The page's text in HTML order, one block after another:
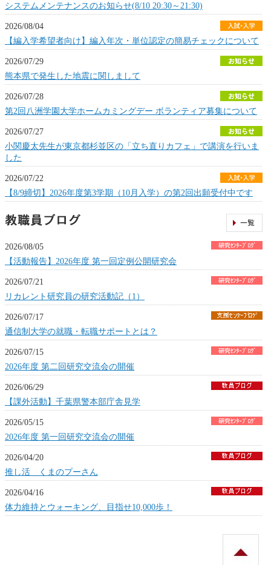
システムメンテナンスのお知らせ(8/10 20:30～21:30)
2026/08/04
【編入学希望者向け】編入年次・単位認定の簡易チェックについて
2026/07/29
熊本県で発生した地震に関しまして
2026/07/28
第2回八洲学園大学ホームカミングデー ボランティア募集について
2026/07/27
小関慶太先生が東京都杉並区の「立ち直りカフェ」で講演を行いま
した
2026/07/22
【8/9締切】2026年度第3学期（10月入学）の第2回出願受付中です
2026/08/05
【活動報告】2026年度 第一回定例公開研究会
2026/07/21
リカレント研究員の研究活動記（1）
2026/07/17
通信制大学の就職・転職サポートとは？
2026/07/15
2026年度 第二回研究交流会の開催
2026/06/29
【課外活動】千葉県警本部庁舎見学
2026/05/15
2026年度 第一回研究交流会の開催
2026/04/20
推し活 くまのプーさん
2026/04/16
体力維持とウォーキング、目指せ10,000歩！